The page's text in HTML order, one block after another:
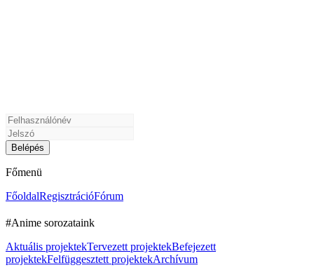
Főmenü
FőoldalRegisztrációFórum
#Anime sorozataink
Aktuális projektekTervezett projektekBefejezett
projektekFelfüggesztett projektekArchívum